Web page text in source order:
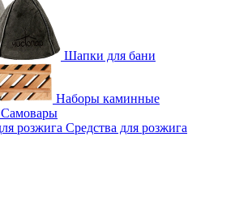
Шапки для бани
Наборы каминные
Самовары
Средства для розжига